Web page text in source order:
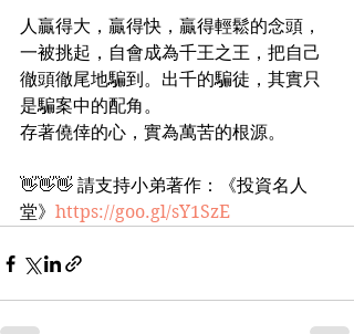
人贏得大，贏得快，贏得輕鬆的念頭，
一被挑起，自會成為千王之王，把自己
徹頭徹尾地騙到。出千的騙徒，其實只
是騙案中的配角。
存著僥倖的心，實為萬苦的根源。
👋👋👋 請支持小弟著作：《投資名人
堂》 https://goo.gl/sY1SzE